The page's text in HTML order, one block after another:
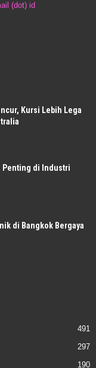
(dot) id
Kursi Lebih Lega
Penting di Industri
di Bangkok Bergaya
491
297
190